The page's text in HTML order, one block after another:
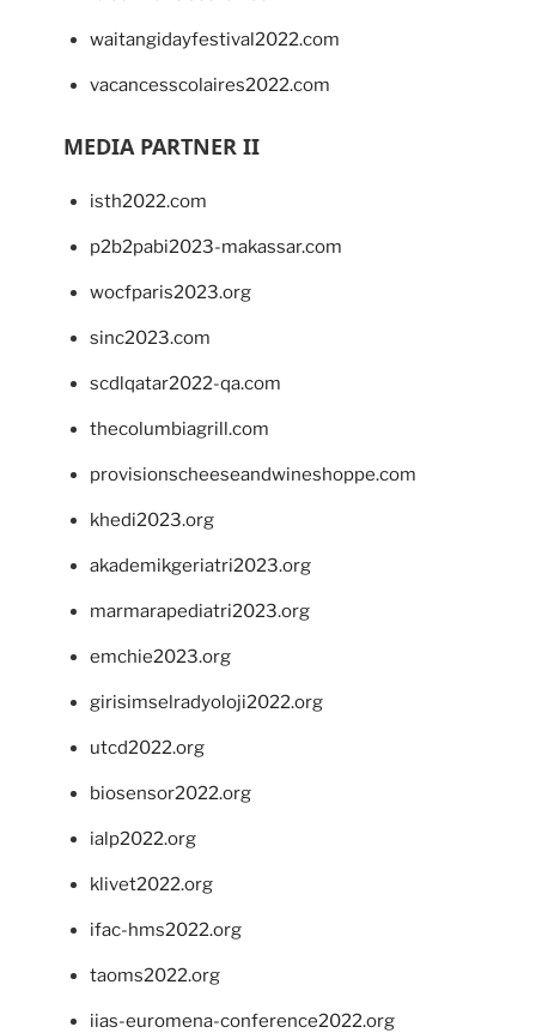
waitangidayfestival2022.com
vacancesscolaires2022.com
MEDIA PARTNER II
isth2022.com
p2b2pabi2023-makassar.com
wocfparis2023.org
sinc2023.com
scdlqatar2022-qa.com
thecolumbiagrill.com
provisionscheeseandwineshoppe.com
khedi2023.org
akademikgeriatri2023.org
marmarapediatri2023.org
emchie2023.org
girisimselradyoloji2022.org
utcd2022.org
biosensor2022.org
ialp2022.org
klivet2022.org
ifac-hms2022.org
taoms2022.org
iias-euromena-conference2022.org